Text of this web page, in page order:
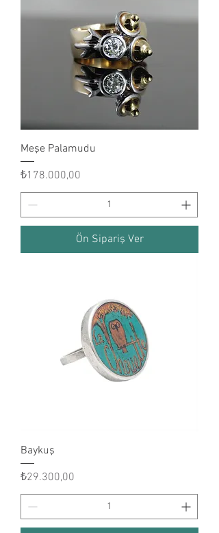
Meşe Palamudu
Fiyat
₺178.000,00
Ön Sipariş Ver
Baykuş
Fiyat
₺29.300,00